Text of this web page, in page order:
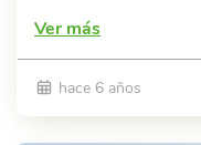
Ver más
hace 6 años